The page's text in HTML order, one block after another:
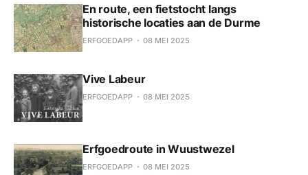
En route, een fietstocht langs
historische locaties aan de Durme
ERFGOEDAPP 08 MEI 2025
Vive Labeur
ERFGOEDAPP 08 MEI 2025
Erfgoedroute in Wuustwezel
ERFGOEDAPP 08 MEI 2025